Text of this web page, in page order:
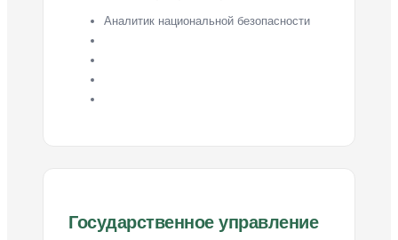
Аналитик национальной безопасности
Государственное управление